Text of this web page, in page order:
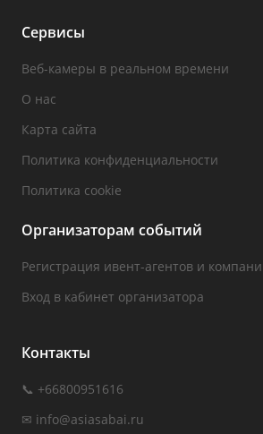
Сервисы
Веб-камеры в реальном времени
О нас
Карта сайта
Политика конфиденциальности
Политика cookie
Организаторам событий
Регистрация ивент-агентов и
Вход в кабинет организатора
Контакты
📞 +66800951616
✉ info@asiasabai.ru